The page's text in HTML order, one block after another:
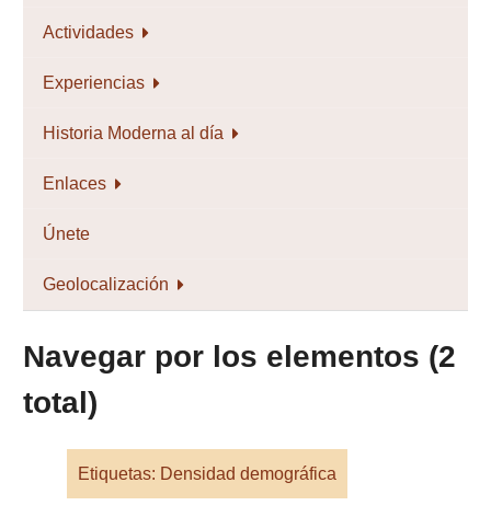
Actividades
Experiencias
Historia Moderna al día
Enlaces
Únete
Geolocalización
Navegar por los elementos (2
total)
Etiquetas: Densidad demográfica